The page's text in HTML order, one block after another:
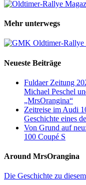
Mehr unterwegs
Neueste Beiträge
Fuldaer Zeitung
Michael Peschel
„MrsOrangina“
Zeitreise im Audi
Geschichte eines
Von Grund auf
100 Coupé S
Around MrsOrangina
Die Geschichte zu